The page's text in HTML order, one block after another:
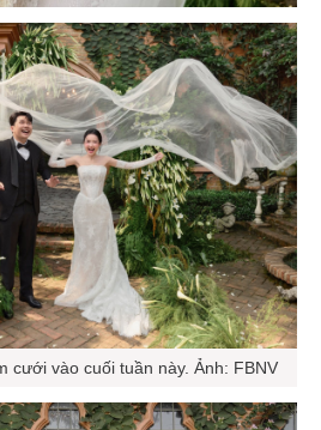
cưới vào cuối tuần này. Ảnh: FBNV